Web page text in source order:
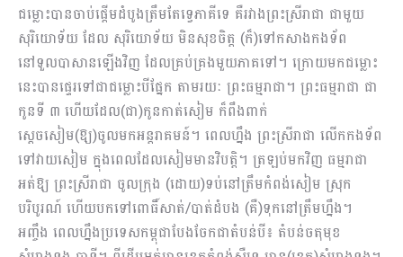
ជម្លោះបានចាប់ផ្តើមដំបូងត្រឹមតែទ្វេភាគីទេ គឺរវាងព្រះស្រីរាជា ជាមួយ
សុរិយោទ័យ ដែល សុរិយោទ័យ មិនសុខចិត្ត (ក៏)ទៅកសាងកងទ័ព
នៅទួលបាសានឡើងវិញ ដែលគ្រប់គ្រងមួយភាគទៅ។ ក្រោយមកជម្លោះ
នេះបានផ្ទេរទៅជាជម្លោះបីផ្នែក តាមរយៈ ព្រះធម្មរាជា។ ព្រះធម្មរាជា ជា
កូនទី ៣ ហើយដែល(ជា)កូនកាត់សៀម ក៏ពឹងពាក់
ស្តេចសៀម(ឱ្យ)ចូលមកអន្តរាគមន៍។ ពេលហ្នឹង ព្រះស្រីរាជា លើកកងទ័ព
ទៅវាយសៀម ក្នុងពេលដែលសៀមមានវិបត្តិ។ ត្រឡប់មកវិញ ធម្មរាជា
អត់ឱ្យ ព្រះស្រីរាជា ចូលក្រុង (ដោយ)ទប់នៅត្រឹមកំពង់សៀម ស្រុក
បរិបូរណ៍ ហើយបកទៅពោធិ៍សាត់/បាត់ដំបង (គឺ)ទុកនៅត្រឹមហ្នឹង។
អញ្ចឹង ពេលហ្នឹងប្រទេសកម្ពុជាបែងចែកជាតំបន់បី៖ តំបន់ចតុមុខ